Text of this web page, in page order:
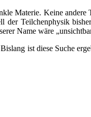
Materie. Keine
der Teilchenphysik
Name wäre
ist diese Suche